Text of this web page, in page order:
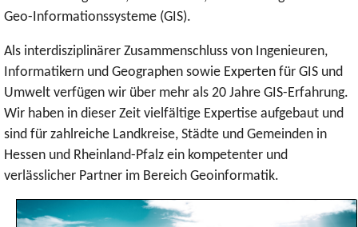
Geo-Informationssysteme (GIS).
Als interdisziplinärer Zusammenschluss von Ingenieuren,
Informatikern und Geographen sowie Experten für GIS und
Umwelt verfügen wir über mehr als 20 Jahre GIS-Erfahrung.
Wir haben in dieser Zeit vielfältige Expertise aufgebaut und
sind für zahlreiche Landkreise, Städte und Gemeinden in
Hessen und Rheinland-Pfalz ein kompetenter und
verlässlicher Partner im Bereich Geoinformatik.